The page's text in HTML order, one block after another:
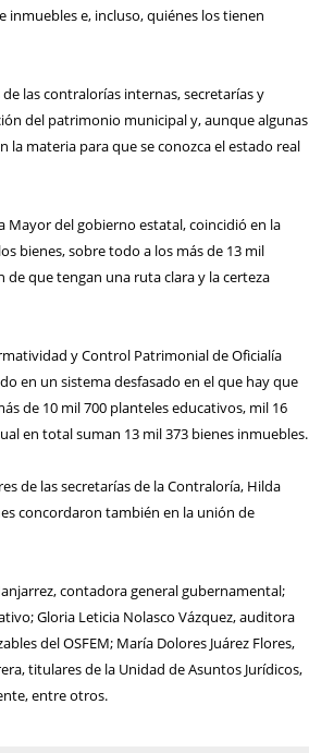
inmuebles e, incluso, quiénes los tienen
las contralorías internas, secretarías y
del patrimonio municipal y, aunque algunas
la materia para que se conozca el estado real
Mayor del gobierno estatal, coincidió en la
bienes, sobre todo a los más de 13 mil
que tengan una ruta clara y la certeza
y Control Patrimonial de Oficialía
en un sistema desfasado en el que hay que
de 10 mil 700 planteles educativos, mil 16
en total suman 13 mil 373 bienes inmuebles.
de las secretarías de la Contraloría, Hilda
concordaron también en la unión de
contadora general gubernamental;
Gloria Leticia Nolasco Vázquez, auditora
del OSFEM; María Dolores Juárez Flores,
titulares de la Unidad de Asuntos Jurídicos,
entre otros.